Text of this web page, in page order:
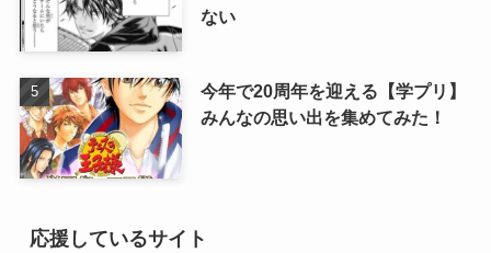
ない
今年で20周年を迎える【学プリ】
みんなの思い出を集めてみた！
応援しているサイト